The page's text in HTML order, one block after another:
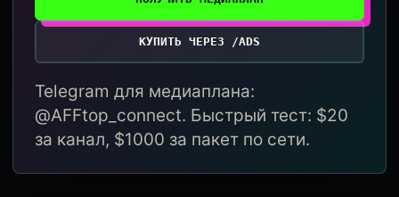
КУПИТЬ ЧЕРЕЗ /ADS
Telegram для медиаплана:
@AFFtop_connect. Быстрый тест: $20
за канал, $1000 за пакет по сети.